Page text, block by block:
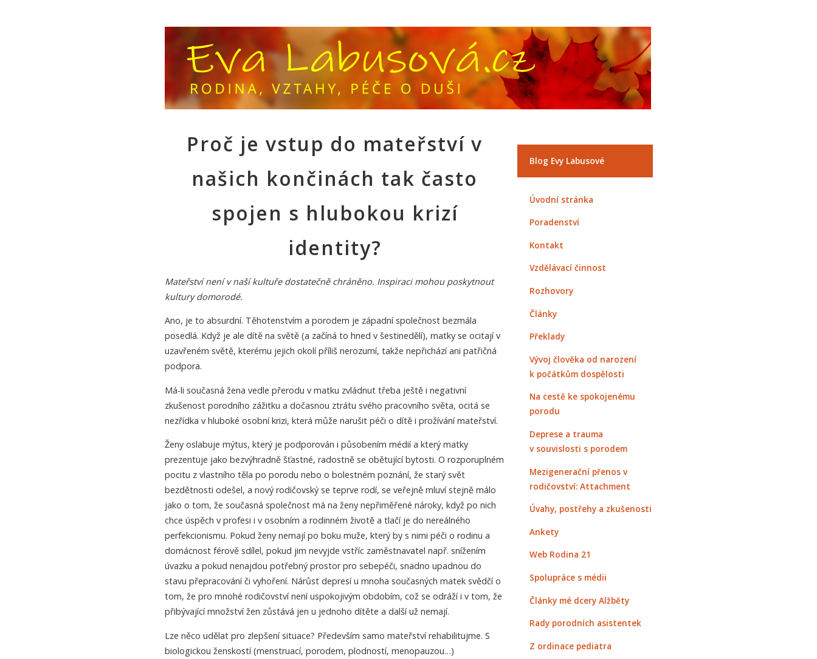
Proč je vstup do mateřství v
našich končinách tak často
spojen s hlubokou krizí
identity?
Mateřství není v naší kultuře dostatečně chráněno. Inspiraci mohou poskytnout
kultury domorodé.
Ano, je to absurdní. Těhotenstvím a porodem je západní společnost bezmála
posedlá. Když je ale dítě na světě (a začíná to hned v šestinedělí), matky se ocitají v
uzavřeném světě, kterému jejich okolí příliš nerozumí, takže nepřichází ani patřičná
podpora.
Má-li současná žena vedle přerodu v matku zvládnut třeba ještě i negativní
zkušenost porodního zážitku a dočasnou ztrátu svého pracovního světa, ocitá se
nezřídka v hluboké osobní krizi, která může narušit péči o dítě i prožívání mateřství.
Ženy oslabuje mýtus, který je podporován i působením médií a který matky
prezentuje jako bezvýhradně šťastné, radostně se obětující bytosti. O rozporuplném
pocitu z vlastního těla po porodu nebo o bolestném poznání, že starý svět
bezdětnosti odešel, a nový rodičovský se teprve rodí, se veřejně mluví stejně málo
jako o tom, že současná společnost má na ženy nepřiměřené nároky, když po nich
chce úspěch v profesi i v osobním a rodinném životě a tlačí je do nereálného
perfekcionismu. Pokud ženy nemají po boku muže, který by s nimi péči o rodinu a
domácnost férově sdílel, pokud jim nevyjde vstříc zaměstnavatel např. snížením
úvazku a pokud nenajdou potřebný prostor pro sebepéči, snadno upadnou do
stavu přepracování či vyhoření. Nárůst depresí u mnoha současných matek svědčí o
tom, že pro mnohé rodičovství není uspokojivým obdobím, což se odráží i v tom, že
přibývající množství žen zůstává jen u jednoho dítěte a další už nemají.
Lze něco udělat pro zlepšení situace? Především samo mateřství rehabilitujme. S
biologickou ženskostí (menstruací, porodem, plodností, menopauzou…)
Blog Evy Labusové
Úvodní stránka
Poradenství
Kontakt
Vzdělávací činnost
Rozhovory
Články
Překlady
Vývoj člověka od narození
k počátkům dospělosti
Na cestě ke spokojenému
porodu
Deprese a trauma
v souvislosti s porodem
Mezigenerační přenos v
rodičovství: Attachment
Úvahy, postřehy a zkušenosti
Ankety
Web Rodina 21
Spolupráce s médii
Články mé dcery Alžběty
Rady porodních asistentek
Z ordinace pediatra